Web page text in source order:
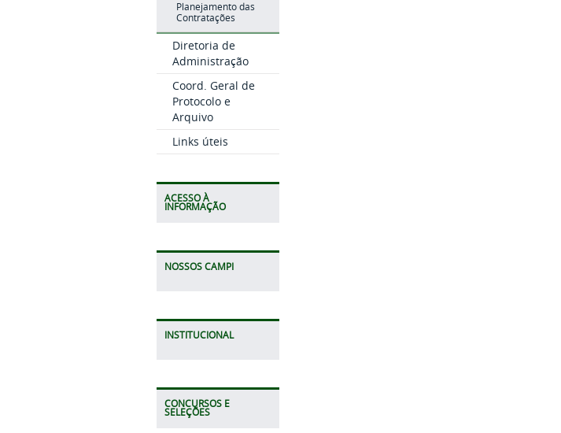
Planejamento das
Contratações
Diretoria de
Administração
Coord. Geral de
Protocolo e
Arquivo
Links úteis
ACESSO À
INFORMAÇÃO
NOSSOS CAMPI
INSTITUCIONAL
CONCURSOS E
SELEÇÕES